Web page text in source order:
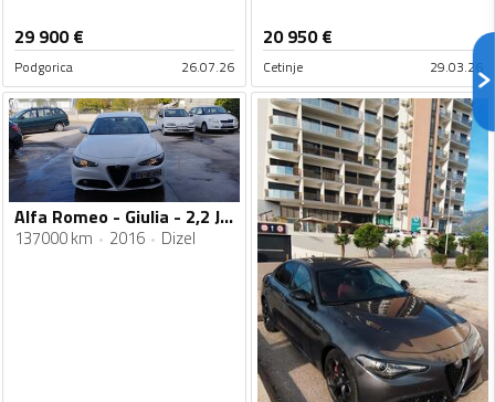
29 900€
Podgorica 26.07.26
20 950€
Cetinje 29.03.26
Alfa Romeo - Giulia - 2,2 Jtdm
137000 km 2016 Dizel